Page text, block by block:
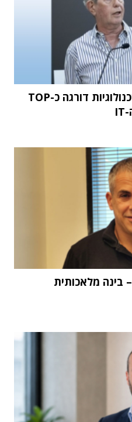
מחקר STKI השנתי: וואן טכנולוגיות דורגה כ-TOP
"העתיד הוא Physical AI – בינה מלאכותית